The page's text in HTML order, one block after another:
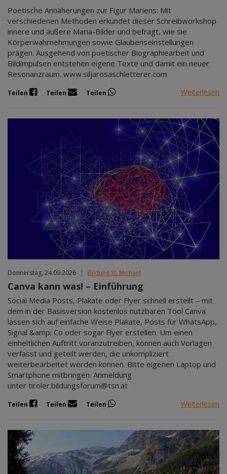
Poetische Annäherungen zur Figur Mariens: Mit
verschiedenen Methoden erkundet dieser Schreibworkshop
innere und äußere Maria-Bilder und befragt, wie sie
Körperwahrnehmungen sowie Glaubenseinstellungen
prägen. Ausgehend von poetischer Biographiearbeit und
Bildimpulsen entstehen eigene Texte und damit ein neuer
Resonanzraum. www.siljarosaschletterer.com
Teilen Teilen Teilen Weiterlesen
Donnerstag, 24.09.2026 | Bildung St. Michael
Canva kann was! – Einführung
Social Media Posts, Plakate oder Flyer schnell erstellt – mit
dem in der Basisversion kostenlos nutzbaren Tool Canva
lassen sich auf einfache Weise Plakate, Posts für WhatsApp,
Signal &amp; Co oder sogar Flyer erstellen. Um einen
einheitlichen Auftritt voranzutreiben, können auch Vorlagen
verfasst und geteilt werden, die unkompliziert
weiterbearbeitet werden können. Bitte eigenen Laptop und
Smartphone mitbringen. Anmeldung
unter tiroler.bildungsforum@tsn.at
Teilen Teilen Teilen Weiterlesen